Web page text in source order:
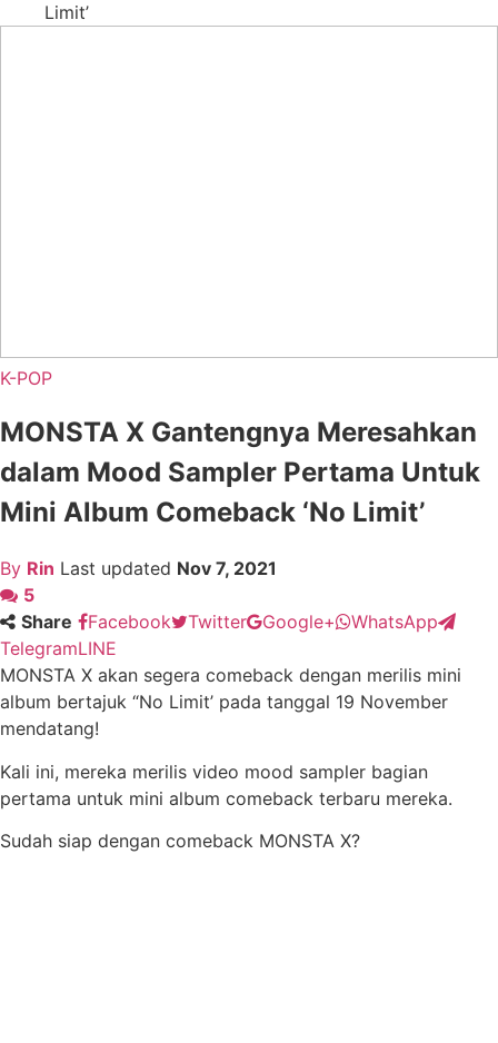
Limit’
K-POP
MONSTA X Gantengnya Meresahkan
dalam Mood Sampler Pertama Untuk
Mini Album Comeback ‘No Limit’
By Rin Last updated Nov 7, 2021
5
Share
Facebook Twitter Google+
WhatsApp
TelegramLINE
MONSTA X akan segera comeback dengan merilis mini
album bertajuk “No Limit’ pada tanggal 19 November
mendatang!
Kali ini, mereka merilis video mood sampler bagian
pertama untuk mini album comeback terbaru mereka.
Sudah siap dengan comeback MONSTA X?